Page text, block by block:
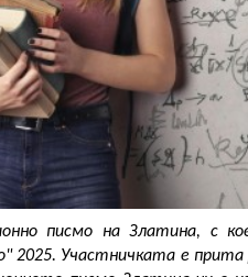
писмо на Златина, с
2025. Участничката е